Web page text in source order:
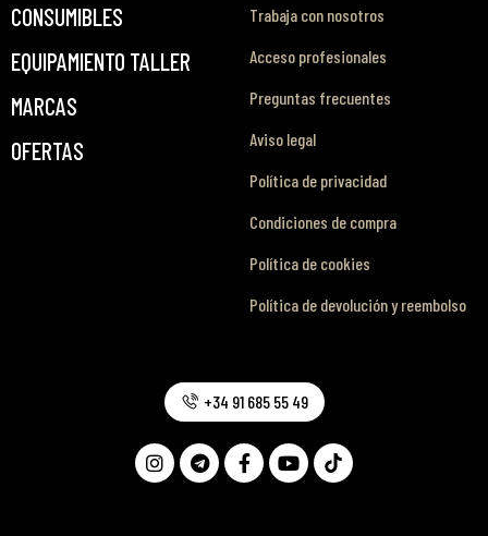
CONSUMIBLES
EQUIPAMIENTO TALLER
MARCAS
OFERTAS
Trabaja con nosotros
Acceso profesionales
Preguntas frecuentes
Aviso legal
Política de privacidad
Condiciones de compra
Política de cookies
Política de devolución y reembolso
+34 91 685 55 49